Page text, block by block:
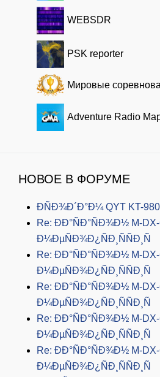
WEBSDR
PSK reporter
Мировые
Adventure Radio
НОВОЕ В ФОРУМЕ
ÐÑÐ¾Ð´Ð°Ð¼ QYT KT-
Re: ÐÐ°ÑÐ°ÑÐ¾Ð½ M-DX-
Ð¼ÐµÑÐ¾Ð¿ÑÐ¸ÑÑÐ¸Ñ
Re: ÐÐ°ÑÐ°ÑÐ¾Ð½ M-DX-
Ð¼ÐµÑÐ¾Ð¿ÑÐ¸ÑÑÐ¸Ñ
Re: ÐÐ°ÑÐ°ÑÐ¾Ð½ M-DX-
Ð¼ÐµÑÐ¾Ð¿ÑÐ¸ÑÑÐ¸Ñ
Re: ÐÐ°ÑÐ°ÑÐ¾Ð½ M-DX-
Ð¼ÐµÑÐ¾Ð¿ÑÐ¸ÑÑÐ¸Ñ
Re: ÐÐ°ÑÐ°ÑÐ¾Ð½ M-DX-
Ð¼ÐµÑÐ¾Ð¿ÑÐ¸ÑÑÐ¸Ñ